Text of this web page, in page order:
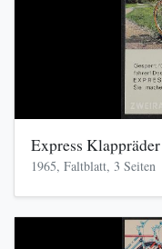
Express
1965, Faltblatt, 3 Seiten